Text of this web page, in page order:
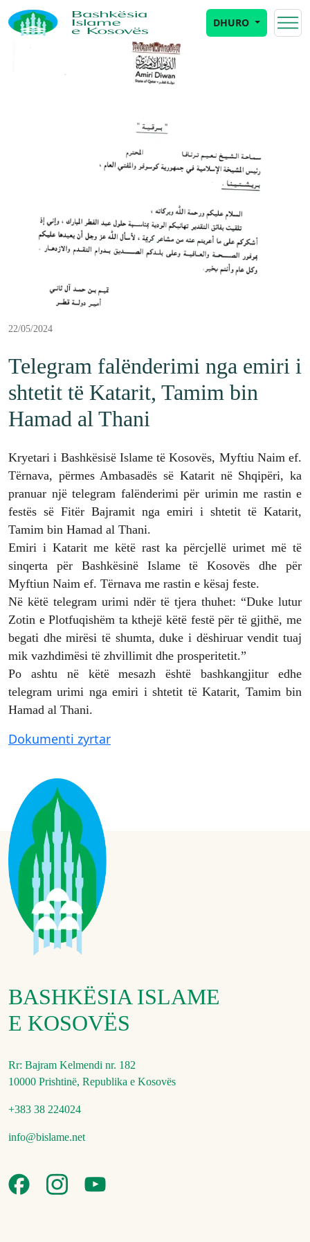
DHURO
22/05/2024
Telegram falënderimi nga emiri i
shtetit të Katarit, Tamim bin
Hamad al Thani
Kryetari i Bashkësisë Islame të Kosovës, Myftiu Naim ef.
Tërnava, përmes Ambasadës së Katarit në Shqipëri, ka
pranuar një telegram falënderimi për urimin me rastin e
festës së Fitër Bajramit nga emiri i shtetit të Katarit,
Tamim bin Hamad al Thani.
Emiri i Katarit me këtë rast ka përcjellë urimet më të
sinqerta për Bashkësinë Islame të Kosovës dhe për
Myftiun Naim ef. Tërnava me rastin e kësaj feste.
Në këtë telegram urimi ndër të tjera thuhet: “Duke lutur
Zotin e Plotfuqishëm ta kthejë këtë festë për të gjithë, me
begati dhe mirësi të shumta, duke i dëshiruar vendit tuaj
mik vazhdimësi të zhvillimit dhe prosperitetit.”
Po ashtu në këtë mesazh është bashkangjitur edhe
telegram urimi nga emiri i shtetit të Katarit, Tamim bin
Hamad al Thani.
Dokumenti zyrtar
BASHKËSIA ISLAME
E KOSOVËS
Rr: Bajram Kelmendi nr. 182
10000 Prishtinë, Republika e Kosovës
+383 38 224024
info@bislame.net